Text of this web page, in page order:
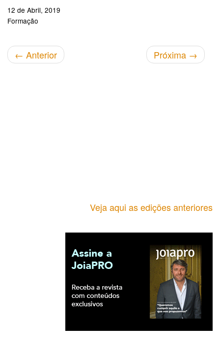
12 de Abril, 2019
Formação
← Anterior Próxima →
Veja aqui as edições anteriores